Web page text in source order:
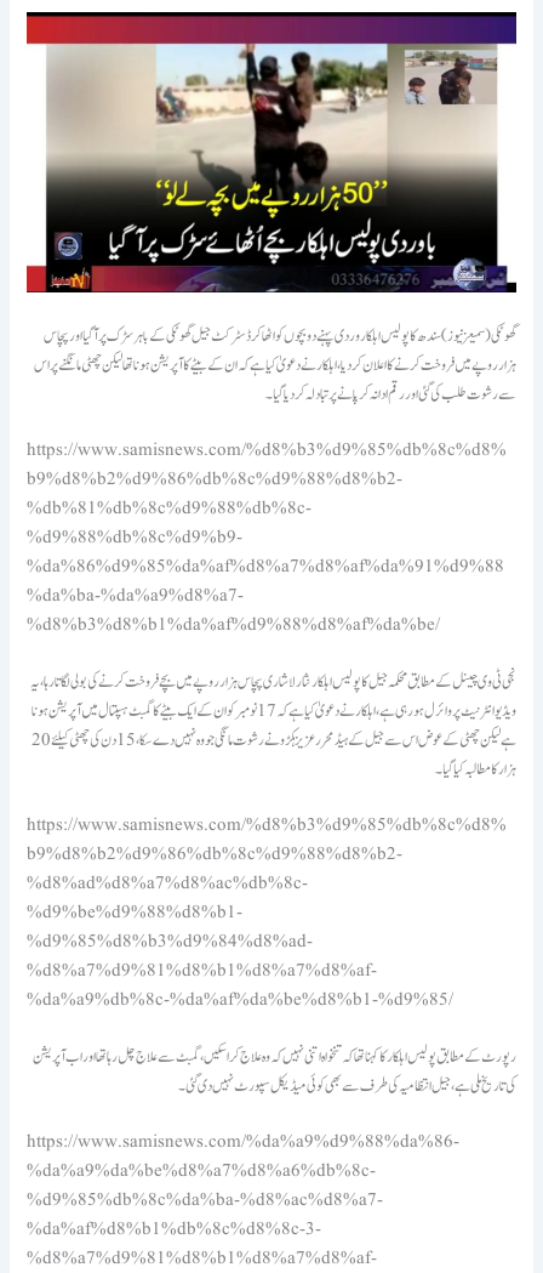
گھوٹکی (سمیعزنیوز) سندھ کا پولیس اہلکار وردی پہنے دو بچوں کواٹھا کرڈسٹرکٹ جیل گھوٹکی کے باہر سڑک پر آگیا اور پچاس
ہزار روپے میں فروخت کرنے کا اعلان کردیا، اہلکار نے دعویٰ کیا ہے کہ ان کے بیٹے کا آپریشن ہونا تھا لیکن چھٹی مانگنے پر اس
سے رشوت طلب کی گئی اور رقم ادا نہ کرپانے پر تبادلہ کردیاگیا۔
https://www.samisnews.com/%d8%b3%d9%85%db%8c%d8%
b9%d8%b2%d9%86%db%8c%d9%88%d8%b2-
%db%81%db%8c%d9%88%db%8c-
%d9%88%db%8c%d9%b9-
%da%86%d9%85%da%af%d8%a7%d8%af%da%91%d9%88
%da%ba-%da%a9%d8%a7-
%d8%b3%d8%b1%da%af%d9%88%d8%af%da%be/
نجی ٹی وی چینل کے مطابق محکمہ جیل کا پولیس اہلکار نثار لاشاری پچاس ہزار روپے میں بچے فروخت کرنے کی بولی لگاتا رہا، یہ
ویڈیو انٹرنیٹ پر وائرل ہورہی ہے ، اہلکار نے دعویٰ کیا ہے کہ 17 نومبر کو ان کے ایک بیٹے کا گمبٹ ہسپتال میں آپریشن ہونا
ہے لیکن چھٹی کے عوض اس سے جیل کے ہیڈ محرر عزیز ہکڑو نے رشوت مانگی جو وہ نہیں دے سکا، 15 دن کی چھٹی کیلئے 20
ہزار کا مطالبہ کیا گیا۔
https://www.samisnews.com/%d8%b3%d9%85%db%8c%d8%
b9%d8%b2%d9%86%db%8c%d9%88%d8%b2-
%d8%ad%d8%a7%d8%ac%db%8c-
%d9%be%d9%88%d8%b1-
%d9%85%d8%b3%d9%84%d8%ad-
%d8%a7%d9%81%d8%b1%d8%a7%d8%af-
%da%a9%db%8c-%da%af%da%be%d8%b1-%d9%85/
رپورٹ کے مطابق پولیس اہلکار کا کہنا تھا کہ تنخواہ اتنی نہیں کہ وہ علاج کراسکیں، گمبٹ سے علاج چل رہا تھا اور اب آپریشن
کی تاریخ ملی ہے ، جیل انتظامیہ کی طرف سے بھی کوئی میڈیکل سپورٹ نہیں دی گئی۔
https://www.samisnews.com/%da%a9%d9%88%da%86-
%da%a9%da%be%d8%a7%d8%a6%db%8c-
%d9%85%db%8c%da%ba-%d8%ac%d8%a7-
%da%af%d8%b1%db%8c%d8%8c-3-
%d8%a7%d9%81%d8%b1%d8%a7%d8%af-